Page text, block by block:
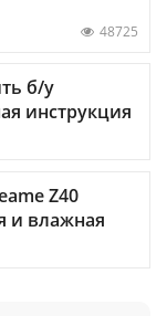
48725
б/у
инструкция
Z40
и влажная